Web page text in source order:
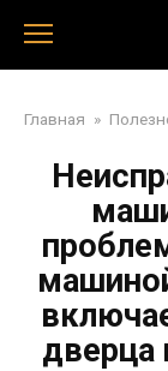
контенту
Главная »
дверца